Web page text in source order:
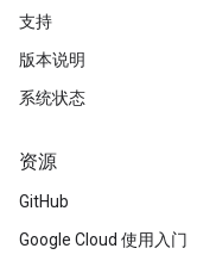
支持
版本说明
系统状态
资源
GitHub
Google Cloud 使用入门